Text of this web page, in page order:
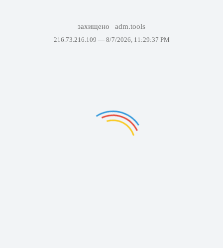
захищено adm.tools
216.73.216.109 — 8/7/2026, 11:29:37 PM